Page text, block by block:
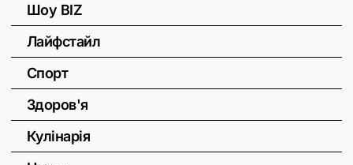
Шоу BIZ
Лайфстайл
Спорт
Здоров'я
Кулінарія